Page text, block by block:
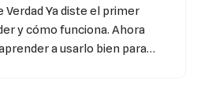
Verdad Ya diste el primer
y cómo funciona. Ahora
a usarlo bien para…